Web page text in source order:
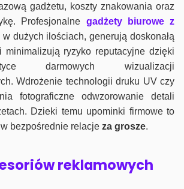
gadżetu, koszty znakowania oraz
Profesjonalne gadżety biurowe z
dużych ilościach, generują doskonałą
ryzyko reputacyjne dzięki
darmowych wizualizacji
Wdrożenie technologii druku UV czy
fotograficzne odwzorowanie detali
Dzieki temu upominki firmowe to
bezpośrednie relacje za grosze.
reklamowych